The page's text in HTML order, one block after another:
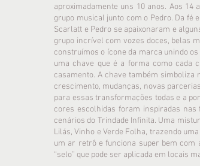
aproximadamente uns 10 anos. Aos
grupo musical junto com o Pedro. Da fé
Scarlatt e Pedro se apaixonaram e
grupo incrível com vozes doces, belas
construímos o ícone da marca unindo
uma chave que é a forma como cada
casamento. A chave também
crescimento, mudanças, novas
para essas transformações todas e a
cores escolhidas foram inspiradas
cenários do Trindade Infinita. Uma
Lilás, Vinho e Verde Folha, trazendo
um ar retrô e funciona super bem com
“selo” que pode ser aplicada em locais